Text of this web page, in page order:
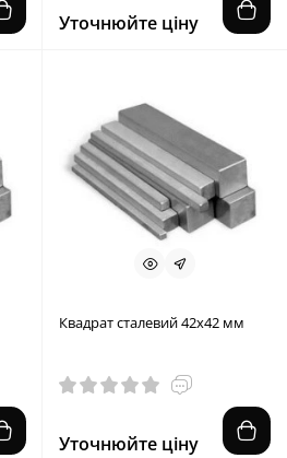
Уточнюйте ціну
Квадрат сталевий 42х42 мм
Уточнюйте ціну